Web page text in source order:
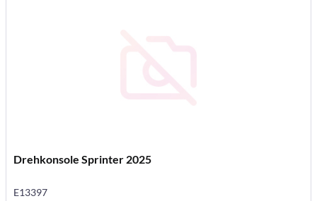
Drehkonsole Sprinter 2025
E13397